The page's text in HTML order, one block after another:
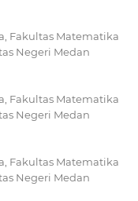
Fakultas Matematika
Negeri Medan
Fakultas Matematika
Negeri Medan
Fakultas Matematika
Negeri Medan